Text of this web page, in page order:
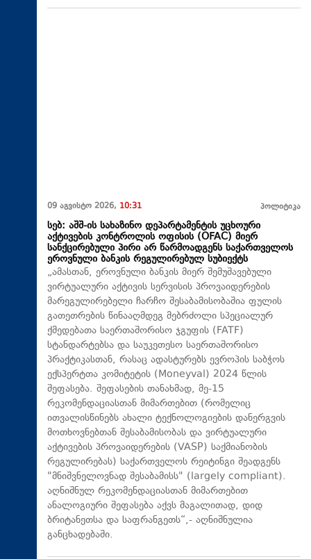
09 აგვისტო 2026, 10:31 პოლიტიკა
სებ: აშშ-ის სახაზინო დეპარტამენტის უცხოური
აქტივების კონტროლის ოფისის (OFAC) მიერ
სანქცირებული პირი არ წარმოადგენს საქართველოს
ეროვნული ბანკის რეგულირებულ სუბიექტს
„ამასთან, ეროვნული ბანკის მიერ შემუშავებული
ვირტუალური აქტივის სერვისის პროვაიდერების
მარეგულირებელი ჩარჩო შესაბამისობაშია ფულის
გათეთრების წინააღმდეგ მებრძოლი სპეციალურ
ქმედებათა საერთაშორისო ჯგუფის (FATF)
სტანდარტებსა და საუკეთესო საერთაშორისო
პრაქტიკასთან, რასაც ადასტურებს ევროპის საბჭოს
ექსპერტთა კომიტეტის (Moneyval) 2024 წლის
შეფასება. შეფასების თანახმად, მე-15
რეკომენდაციასთან მიმართებით (რომელიც
ითვალისწინებს ახალი ტექნოლოგიების დანერგვის
მოთხოვნებთან შესაბამისობას და ვირტუალური
აქტივების პროვაიდერების (VASP) საქმიანობის
რეგულირებას) საქართველოს რეიტინგი შეადგენს
"მნიშვნელოვნად შესაბამისს" (largely compliant).
აღნიშნულ რეკომენდაციასთან მიმართებით
ანალოგიური შეფასება აქვს მაგალითად, დიდ
ბრიტანეთსა და საფრანგეთს“,- აღნიშნულია
განცხადებაში.